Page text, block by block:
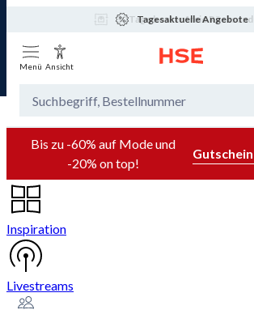
Tagesaktuelle Angebote
Menü Ansicht
Bis zu -60% auf Mode und
-20% on top!
Inspiration
Livestreams